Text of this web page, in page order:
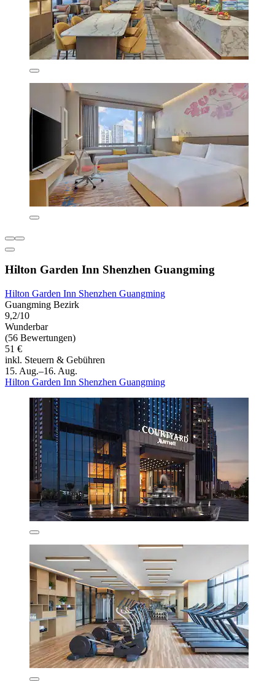
Hilton Garden Inn Shenzhen Guangming
Hilton Garden Inn Shenzhen Guangming
Guangming Bezirk
9,2/10
Wunderbar
(56 Bewertungen)
51 €
inkl. Steuern & Gebühren
15. Aug.–16. Aug.
Hilton Garden Inn Shenzhen Guangming